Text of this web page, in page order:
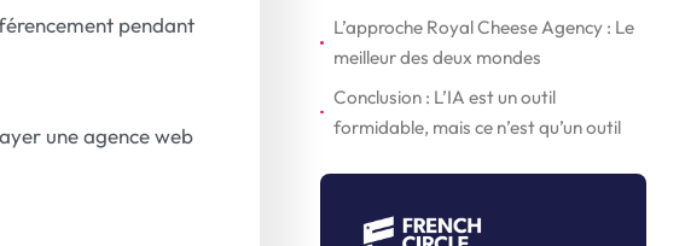
pendant
une agence web
L’approche Royal Cheese Agency : Le
meilleur des deux mondes
Conclusion : L’IA est un outil
formidable, mais ce n’est qu’un outil